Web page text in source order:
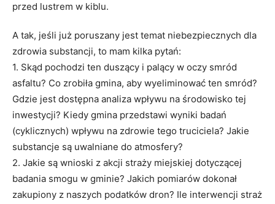
przed lustrem w kiblu.
A tak, jeśli już poruszany jest temat niebezpiecznych dla
zdrowia substancji, to mam kilka pytań:
1. Skąd pochodzi ten duszący i palący w oczy smród
asfaltu? Co zrobiła gmina, aby wyeliminować ten smród?
Gdzie jest dostępna analiza wpływu na środowisko tej
inwestycji? Kiedy gmina przedstawi wyniki badań
(cyklicznych) wpływu na zdrowie tego truciciela? Jakie
substancje są uwalniane do atmosfery?
2. Jakie są wnioski z akcji straży miejskiej dotyczącej
badania smogu w gminie? Jakich pomiarów dokonał
zakupiony z naszych podatków dron? Ile interwencji straż